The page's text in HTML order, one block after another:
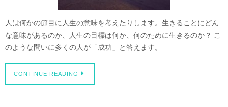
人は何かの節目に人生の意味を考えたりします。生きることにどん
な意味があるのか、人生の目標は何か、何のために生きるのか？ こ
のような問いに多くの人が「成功」と答えます。
CONTINUE READING